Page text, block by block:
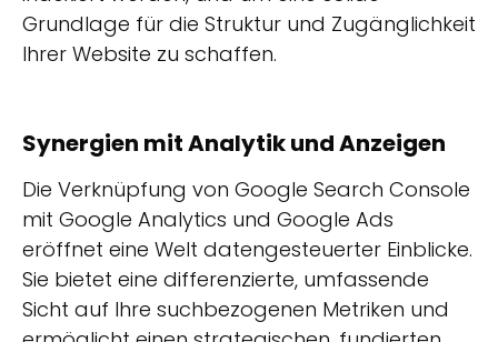
Grundlage für die Struktur und Zugänglichkeit
Ihrer Website zu schaffen.
Synergien mit Analytik und Anzeigen
Die Verknüpfung von Google Search Console
mit Google Analytics und Google Ads
eröffnet eine Welt datengesteuerter Einblicke.
Sie bietet eine differenzierte, umfassende
Sicht auf Ihre suchbezogenen Metriken und